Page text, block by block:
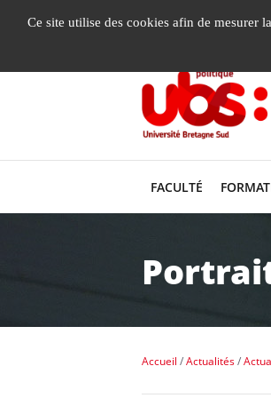
FACULTÉ
Accueil Actualités
Ce site utilise des cookies afin de mesurer